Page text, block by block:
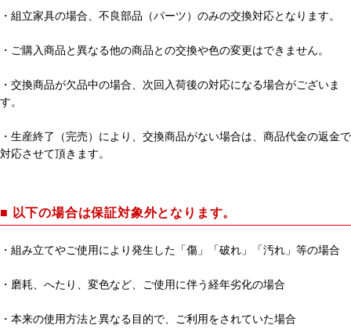
・組立家具の場合、不良部品（パーツ）のみの交換対応となります。
・ご購入商品と異なる他の商品との交換や色の変更はできません。
・交換商品が欠品中の場合、次回入荷後の対応になる場合がございま
す。
・生産終了（完売）により、交換商品がない場合は、商品代金の返金で
対応させて頂きます。
■ 以下の場合は保証対象外となります。
・組み立てやご使用により発生した「傷」「破れ」「汚れ」等の場合
・磨耗、へたり、変色など、ご使用に伴う経年劣化の場合
・本来の使用方法と異なる目的で、ご利用をされていた場合